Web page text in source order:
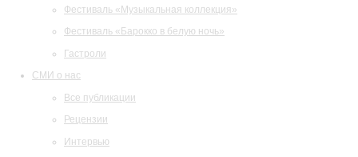
Фестиваль «Музыкальная коллекция»
Фестиваль «Барокко в белую ночь»
Гастроли
СМИ о нас
Все публикации
Рецензии
Интервью